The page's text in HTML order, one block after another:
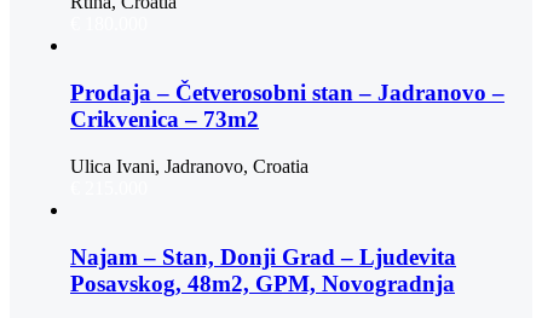
Prodaja – Četverosobni stan – Jadranovo –
Crikvenica – 73m2
Ulica Ivani, Jadranovo, Croatia
Najam – Stan, Donji Grad – Ljudevita
Posavskog, 48m2, GPM, Novogradnja